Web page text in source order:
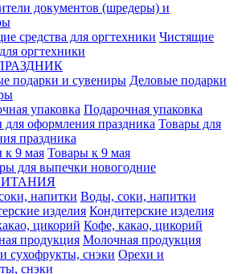
документов (шредеры) и
Чистящие
оргтехники
Деловые подарки
Подарочная упаковка
Товары для
праздника
Товары к 9 мая
для выпечки новогодние
Воды, соки, напитки
Кондитерские изделия
Кофе, какао, цикорий
Молочная продукция
Орехи и
снэки